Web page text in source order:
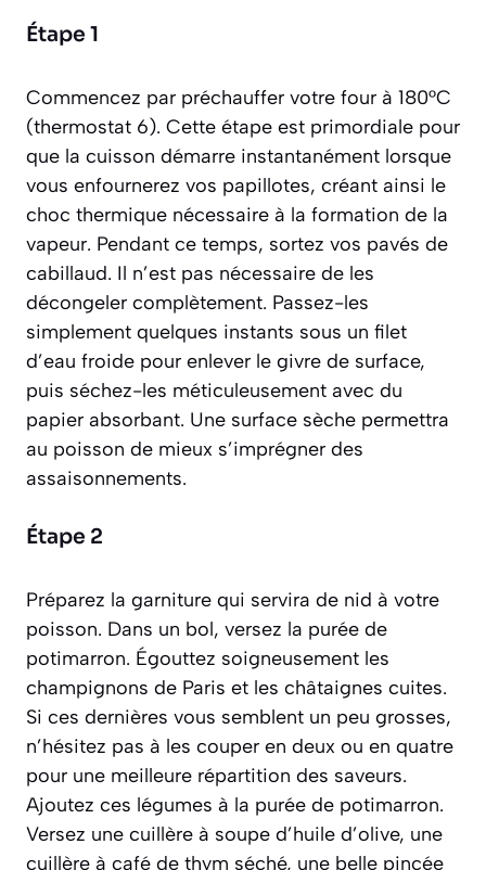
Étape 1
Commencez par préchauffer votre four à 180°C
(thermostat 6). Cette étape est primordiale pour
que la cuisson démarre instantanément lorsque
vous enfournerez vos papillotes, créant ainsi le
choc thermique nécessaire à la formation de la
vapeur. Pendant ce temps, sortez vos pavés de
cabillaud. Il n’est pas nécessaire de les
décongeler complètement. Passez-les
simplement quelques instants sous un filet
d’eau froide pour enlever le givre de surface,
puis séchez-les méticuleusement avec du
papier absorbant. Une surface sèche permettra
au poisson de mieux s’imprégner des
assaisonnements.
Étape 2
Préparez la garniture qui servira de nid à votre
poisson. Dans un bol, versez la purée de
potimarron. Égouttez soigneusement les
champignons de Paris et les châtaignes cuites.
Si ces dernières vous semblent un peu grosses,
n’hésitez pas à les couper en deux ou en quatre
pour une meilleure répartition des saveurs.
Ajoutez ces légumes à la purée de potimarron.
Versez une cuillère à soupe d’huile d’olive, une
cuillère à café de thym séché, une belle pincée